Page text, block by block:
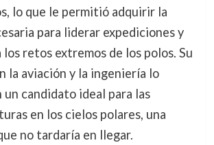
lo que le permitió adquirir la
para liderar expediciones y
retos extremos de los polos. Su
la aviación y la ingeniería lo
candidato ideal para las
en los cielos polares, una
no tardaría en llegar.